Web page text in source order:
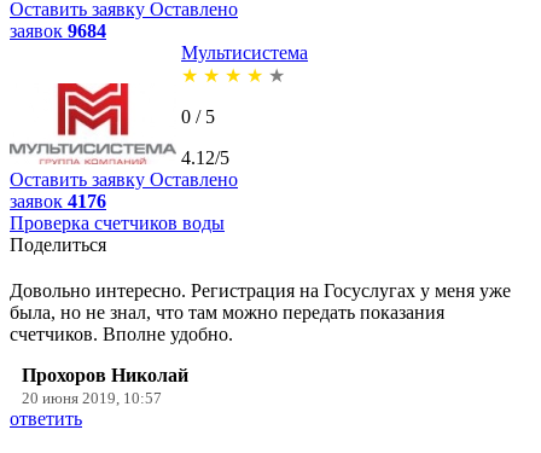
Оставить заявку Оставлено
заявок 9684
Мультисистема
★ ★ ★ ★ ★
0 / 5
4.12/5
Оставить заявку Оставлено
заявок 4176
Проверка счетчиков воды
Поделиться
Довольно интересно. Регистрация на Госуслугах у меня уже
была, но не знал, что там можно передать показания
счетчиков. Вполне удобно.
Прохоров Николай
20 июня 2019, 10:57
ответить